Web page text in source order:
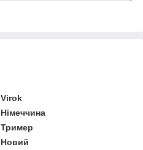
Virok
Німеччина
Тример
Новий